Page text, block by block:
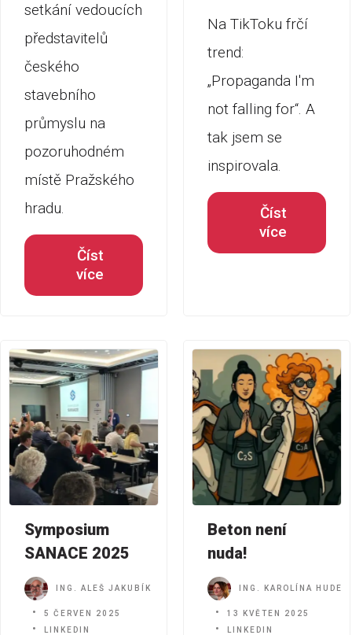
setkání vedoucích
představitelů
českého
stavebního
průmyslu na
pozoruhodném
místě Pražského
hradu.
Číst
více
Na TikToku frčí
trend:
„Propaganda I'm
not falling for“. A
tak jsem se
inspirovala.
Číst
více
Symposium
SANACE 2025
ING. ALEŠ JAKUBÍK
5 ČERVEN 2025
LINKEDIN
Beton není
nuda!
ING. KAROLÍNA
13 KVĚTEN 2025
LINKEDIN